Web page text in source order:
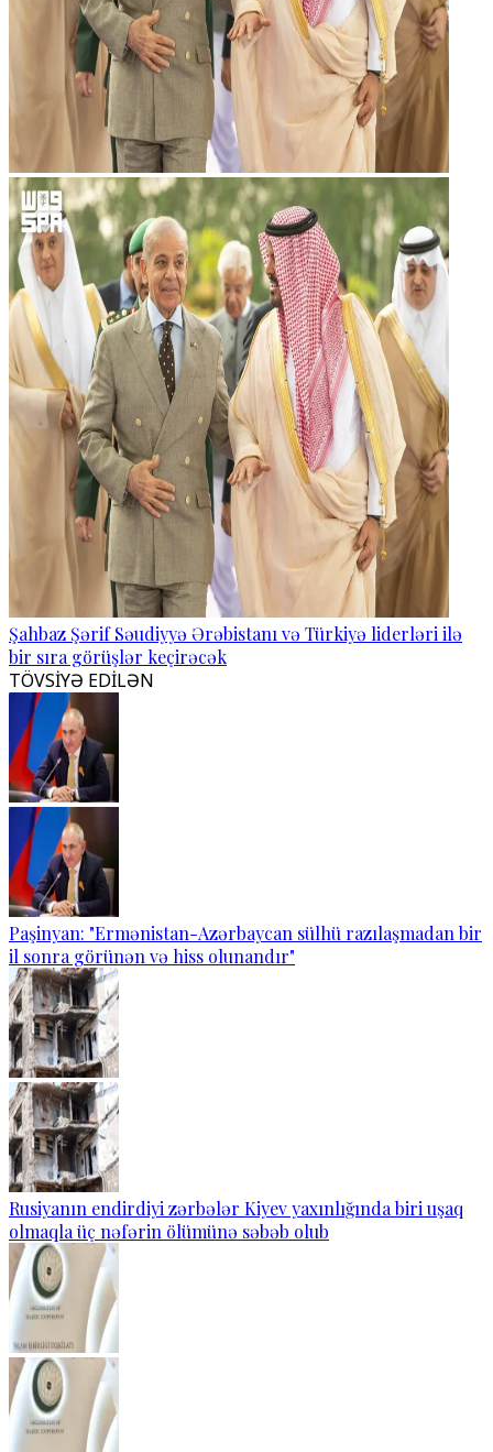
Şahbaz Şərif Səudiyyə Ərəbistanı və Türkiyə liderləri ilə
bir sıra görüşlər keçirəcək
TÖVSİYƏ EDİLƏN
Paşinyan: "Ermənistan-Azərbaycan sülhü razılaşmadan bir
il sonra görünən və hiss olunandır"
Rusiyanın endirdiyi zərbələr Kiyev yaxınlığında biri uşaq
olmaqla üç nəfərin ölümünə səbəb olub